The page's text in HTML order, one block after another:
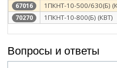
67016 1ПКНТ-10-500/630(Б)
70270 1ПКНТ-10-800(Б) (КВТ)
Вопросы и ответы